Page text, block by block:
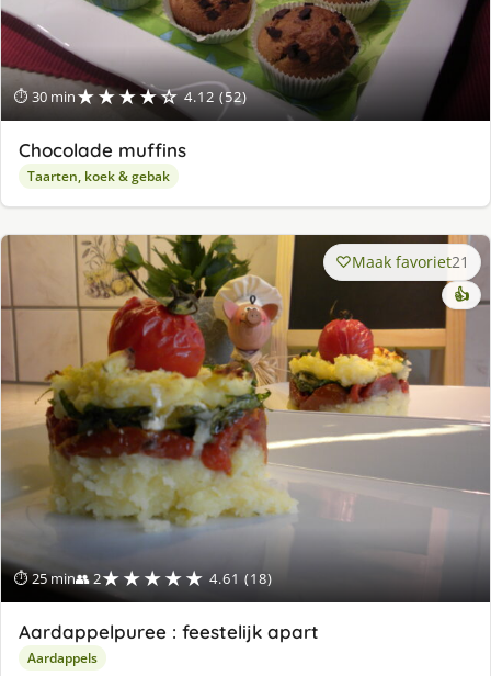
⏱ 30 min★★★★☆ 4.12 (52)
Chocolade muffins
Taarten, koek & gebak
⏱ 25 min👥 2★★★★★ 4.61 (18)
Maak favoriet21
👍
Aardappelpuree : feestelijk apart
Aardappels